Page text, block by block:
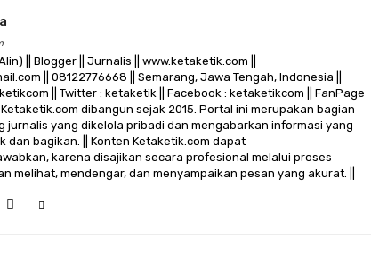
|| Blogger || Jurnalis || www.ketaketik.com ||
|| 08122776668 || Semarang, Jawa Tengah, Indonesia ||
|| Twitter : ketaketik || Facebook : ketaketikcom || FanPage
dibangun sejak 2015. Portal ini merupakan bagian
jurnalis yang dikelola pribadi dan mengabarkan informasi yang
dan bagikan. || Konten Ketaketik.com dapat
karena disajikan secara profesional melalui proses
melihat, mendengar, dan menyampaikan pesan yang akurat. ||